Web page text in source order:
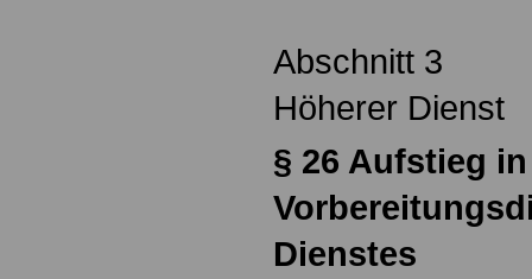
Abschnitt 3
Höherer Dienst
§ 26 Aufstieg
Dienstes